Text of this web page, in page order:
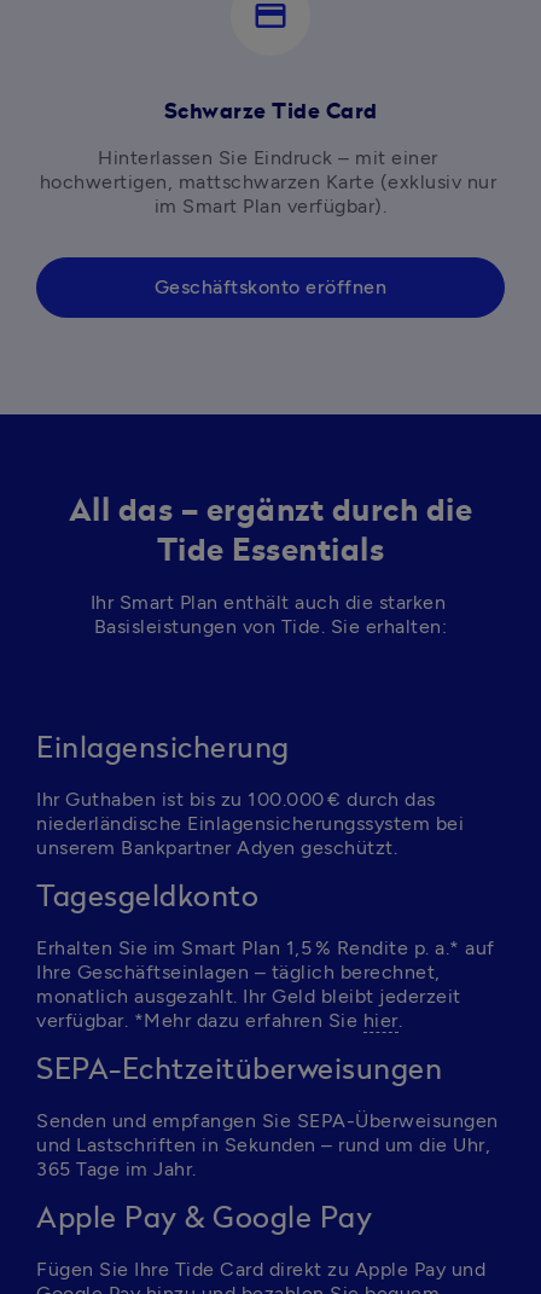
credit_card
Schwarze Tide Card
Hinterlassen Sie Eindruck – mit einer
hochwertigen, mattschwarzen Karte (exklusiv nur
im Smart Plan verfügbar).
Geschäftskonto eröffnen
All das – ergänzt durch die
Tide Essentials
Ihr Smart Plan enthält auch die starken
Basisleistungen von Tide. Sie erhalten:
Einlagensicherung
Ihr Guthaben ist bis zu 100.000 € durch das
niederländische Einlagensicherungssystem bei
unserem Bankpartner Adyen geschützt.
Tagesgeldkonto
Erhalten Sie im Smart Plan 1,5 % Rendite p. a.* auf
Ihre Geschäftseinlagen – täglich berechnet,
monatlich ausgezahlt. Ihr Geld bleibt jederzeit
verfügbar. *Mehr dazu erfahren Sie hier.
SEPA-Echtzeitüberweisungen
Senden und empfangen Sie SEPA-Überweisungen
und Lastschriften in Sekunden – rund um die Uhr,
365 Tage im Jahr.
Apple Pay & Google Pay
Fügen Sie Ihre Tide Card direkt zu Apple Pay und